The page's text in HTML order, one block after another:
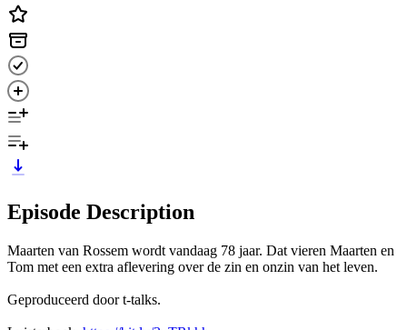
Episode Description
Maarten van Rossem wordt vandaag 78 jaar. Dat vieren Maarten en
Tom met een extra aflevering over de zin en onzin van het leven.
Geproduceerd door t-talks.